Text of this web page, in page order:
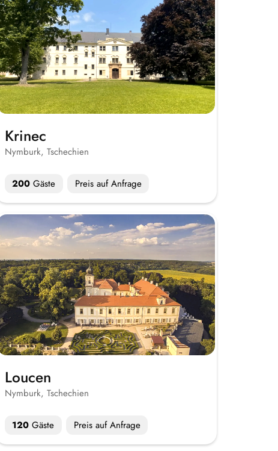
Krinec
Nymburk, Tschechien
200 Gäste Preis auf Anfrage
Loucen
Nymburk, Tschechien
120 Gäste Preis auf Anfrage